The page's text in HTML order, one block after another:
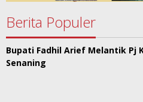
Berita Populer
Bupati Fadhil Arief Melantik Pj
Senaning